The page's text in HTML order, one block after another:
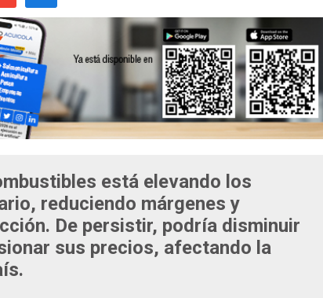
está elevando los
reduciendo márgenes y
De persistir, podría disminuir
sus precios, afectando la